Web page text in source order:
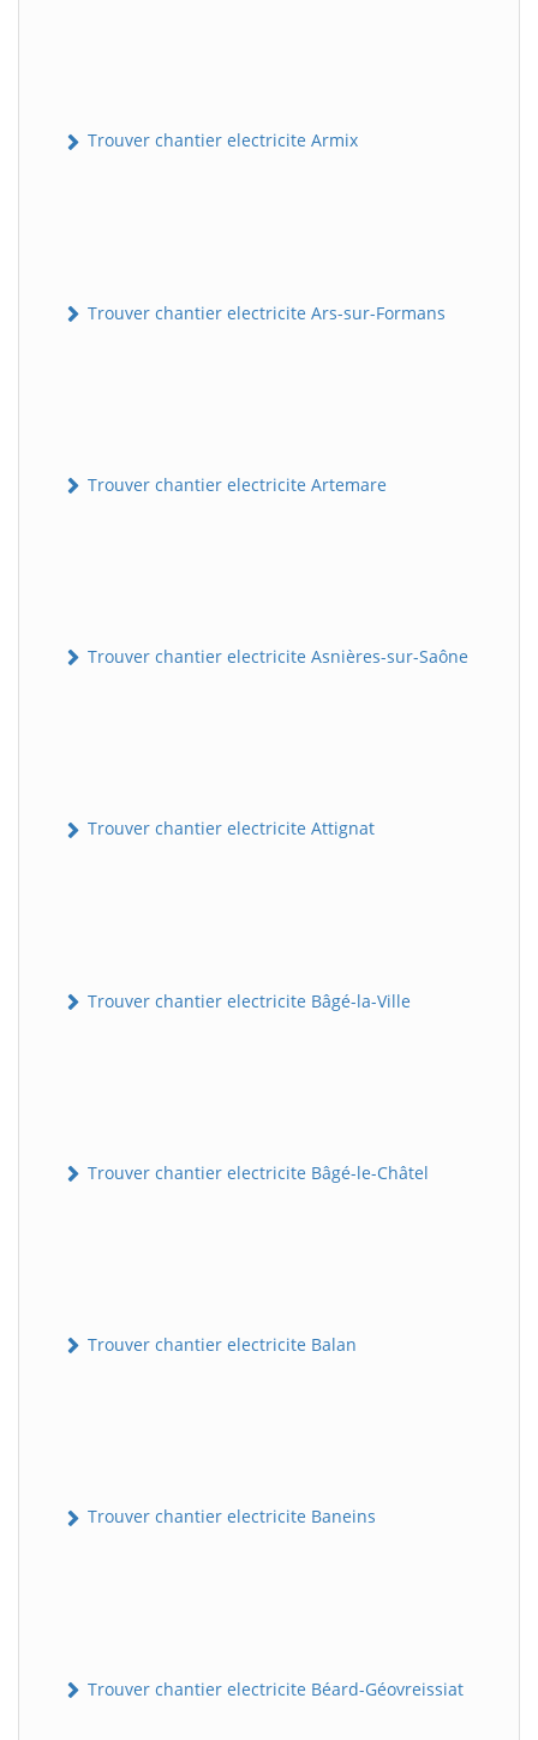
Trouver chantier electricite Armix
Trouver chantier electricite Ars-sur-Formans
Trouver chantier electricite Artemare
Trouver chantier electricite Asnières-sur-Saône
Trouver chantier electricite Attignat
Trouver chantier electricite Bâgé-la-Ville
Trouver chantier electricite Bâgé-le-Châtel
Trouver chantier electricite Balan
Trouver chantier electricite Baneins
Trouver chantier electricite Béard-Géovreissiat